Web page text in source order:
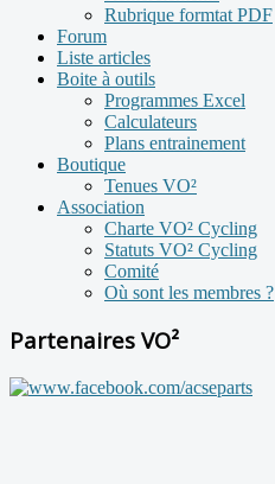
Rubrique formtat PDF
Forum
Liste articles
Boite à outils
Programmes Excel
Calculateurs
Plans entrainement
Boutique
Tenues VO²
Association
Charte VO² Cycling
Statuts VO² Cycling
Comité
Où sont les membres ?
Partenaires VO²